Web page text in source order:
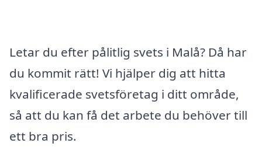
Letar du efter pålitlig svets i Malå? Då har
du kommit rätt! Vi hjälper dig att hitta
kvalificerade svetsföretag i ditt område,
så att du kan få det arbete du behöver till
ett bra pris.